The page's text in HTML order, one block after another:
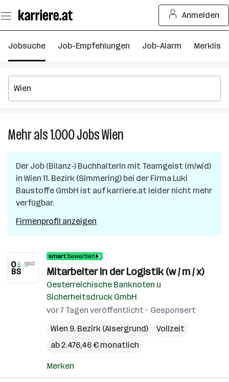
Seiteninhalt
springen
Anmelden
Jobsuche Job-Empfehlungen Job-Alarm Merkliste
Mehr als 1.000JobsWien
Jobs
in
Wien
Der Job (Bilanz-) BuchhalterIn mit Teamgeist (m/w/d)
in Wien 11. Bezirk (Simmering) bei der Firma Luki
Baustoffe GmbH ist auf karriere.at leider nicht mehr
verfügbar.
Firmenprofil anzeigen
Mitarbeiter in der Logistik (w / m / x)
Oesterreichische Banknoten u
Sicherheitsdruck GmbH
vor 7 Tagen veröffentlicht
Gesponsert
Wien 9. Bezirk (Alsergrund)
Vollzeit
ab 2.476,46 € monatlich
Merken